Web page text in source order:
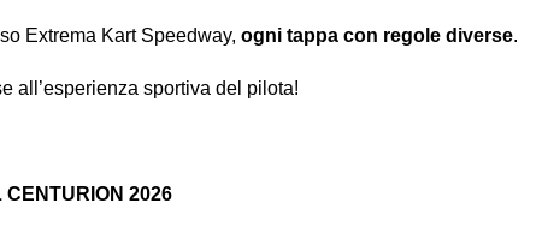
Extrema Kart Speedway, ogni tappa con regole diverse.
all’esperienza sportiva del pilota!
CENTURION 2026